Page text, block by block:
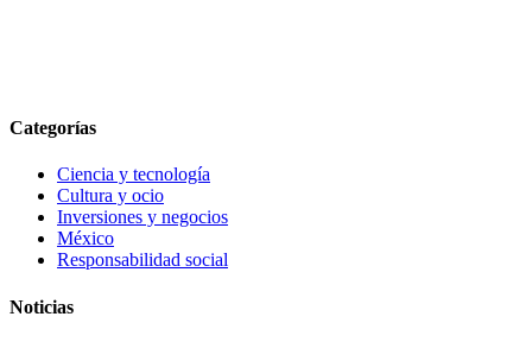
Categorías
Ciencia y tecnología
Cultura y ocio
Inversiones y negocios
México
Responsabilidad social
Noticias